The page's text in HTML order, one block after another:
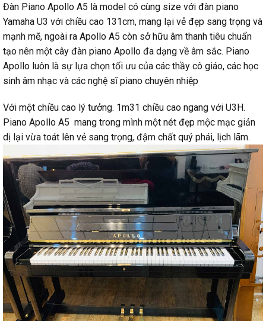
Đàn Piano Apollo A5 là model có cùng size với đàn piano
Yamaha U3 với chiều cao 131cm, mang lại vẻ đẹp sang trọng và
mạnh mẽ, ngoài ra Apollo A5 còn sở hữu âm thanh tiêu chuẩn
tạo nên một cây đàn piano Apollo đa dạng về âm sắc. Piano
Apollo luôn là sự lựa chọn tối ưu của các thầy cô giáo, các học
sinh âm nhạc và các nghệ sĩ piano chuyên nhiệp
Với một chiều cao lý tưởng. 1m31 chiều cao ngang với U3H.
Piano Apollo A5 mang trong mình một nét đẹp mộc mạc giản
dị lại vừa toát lên vẻ sang trọng, đậm chất quý phái, lịch lãm.